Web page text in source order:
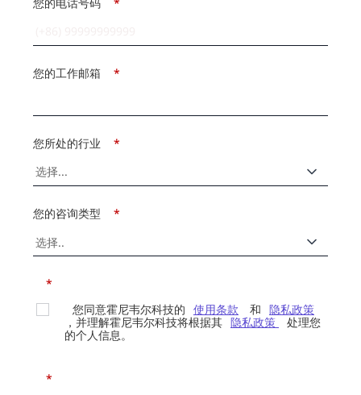
*
您的工作邮箱
*
您所处的行业
*
您的咨询类型
*
您同意霍尼韦尔科技的 使用条款 和 隐私政策
，并理解霍尼韦尔科技将根据其 隐私政策
处理您
的个人信息。
*